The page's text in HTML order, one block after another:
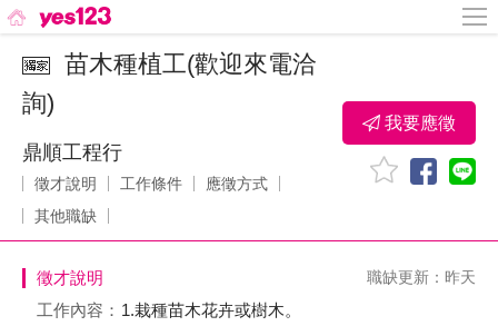
苗木種植工(歡迎來電洽
詢)
鼎順工程行
徵才說明 工作條件
應徵方式
其他職缺
我要應徵
徵才說明 職缺更新：昨天
工作內容： 1.栽種苗木花卉或樹木。